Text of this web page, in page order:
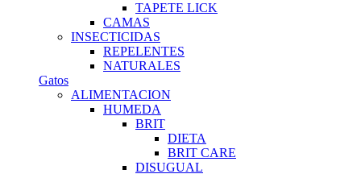
TAPETE LICK
CAMAS
INSECTICIDAS
REPELENTES
NATURALES
Gatos
ALIMENTACION
HUMEDA
BRIT
DIETA
BRIT CARE
DISUGUAL